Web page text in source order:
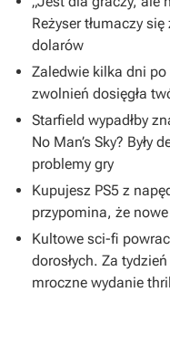
Reżyser tłumaczy
dolarów
Zaledwie kilka dni po
zwolnień dosięgła
Starfield wypadłby
No Man’s Sky? Były
problemy gry
Kupujesz PS5 z
przypomina, że
Kultowe sci-fi
dorosłych. Za
mroczne wydanie